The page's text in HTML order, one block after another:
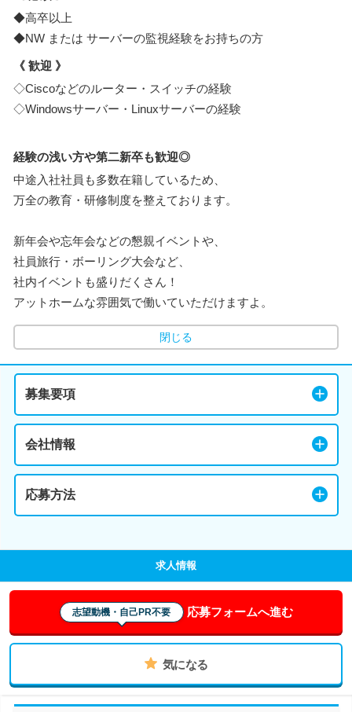
◆高卒以上
◆NW または サーバーの監視経験をお持ちの方
《 歓迎 》
◇Ciscoなどのルーター・スイッチの経験
◇Windowsサーバー・Linuxサーバーの経験
経験の浅い方や第二新卒も歓迎◎
中途入社社員も多数在籍しているため、
万全の教育・研修制度を整えております。
新年会や忘年会などの懇親イベントや、
社員旅行・ボーリング大会など、
社内イベントも盛りだくさん！
アットホームな雰囲気で働いていただけますよ。
閉じる
募集要項
会社情報
応募方法
求人情報
志望動機・自己PR不要 応募フォームへ進む
気になる